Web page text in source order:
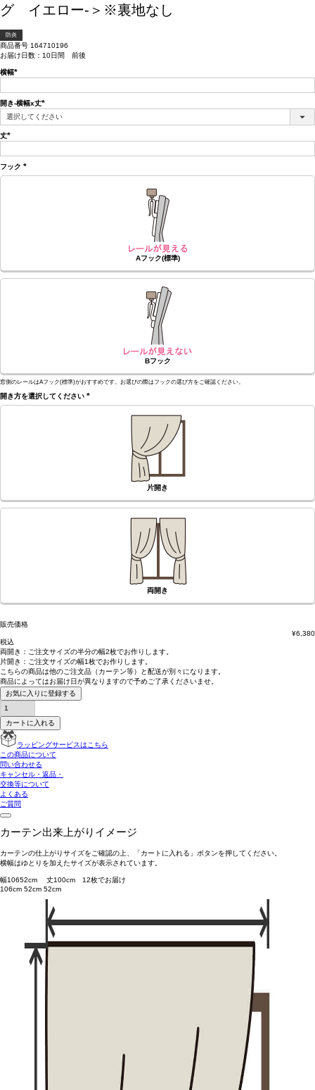
グ イエロー-＞※裏地なし
防炎
商品番号 164710196
お届け日数：10日間 前後
横幅
須)
開き-横幅x丈
(必
須)
丈
須)
フック
(必
Aフック(標準)
Bフック
窓側のレールはAフック(標準)がおすすめです。お選びの際はフックの選び方をご確認ください。
開き方を選択してください
(必
片開き
両開き
販売価格
¥6,380
税込
両開き： ご注文サイズの半分の幅2枚でお作りします。
片開き： ご注文サイズの幅1枚でお作りします。
こちらの商品は他のご注文品（カーテン等）と配送が別々 になります。
商品によってはお届け日が異なりますので予めご了承くださいませ。
お気に入りに登録する
カートに入れる
ラッピングサービスはこちら
この商品について
問い合わせる
キャンセル・返品・
交換等について
よくある
ご質問
カーテン出来上がりイメージ
カーテンの仕上がりサイズをご確認の上、「カートに入れる」ボタンを押してください。
横幅はゆとりを加えたサイズが表示されています。
幅10652cm 丈100cm 12枚でお届け
106cm 52cm 52cm